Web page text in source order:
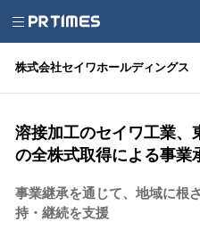
株式会社セイワホールディングス
溶接加工のセイワ工業、
の全株式取得による事業
事業継承を通じて、地域に根
持・継続を支援